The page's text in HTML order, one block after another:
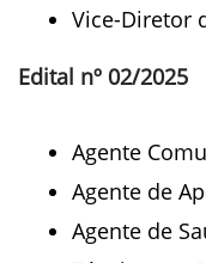
Vice-Diretor
Edital nº 02/2025
Agente
Agente de
Agente de